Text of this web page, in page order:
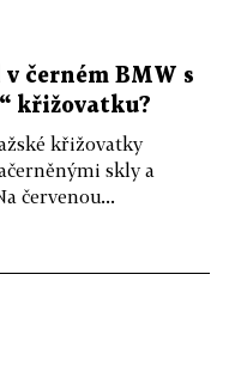
černém BMW s
křižovatku?
křižovatky
skly a
červenou...